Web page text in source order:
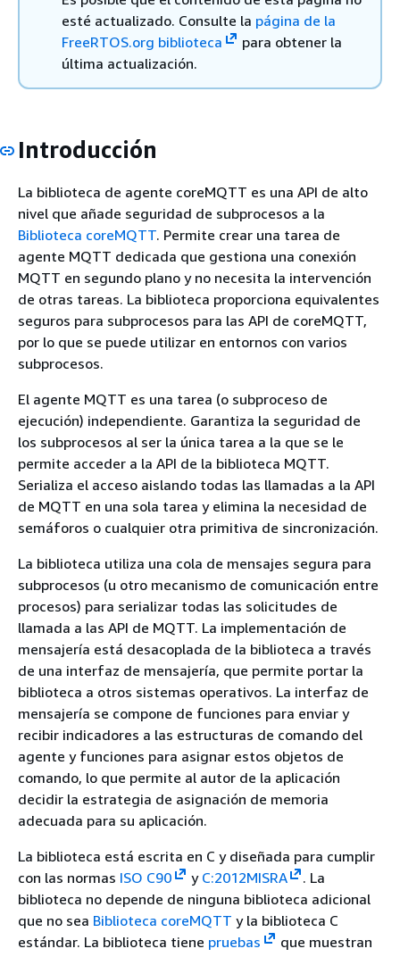
esté actualizado. Consulte la página de la
FreeRTOS.org biblioteca
para obtener la
última actualización.
Introducción
La biblioteca de agente coreMQTT es una API de alto
nivel que añade seguridad de subprocesos a la
Biblioteca coreMQTT. Permite crear una tarea de
agente MQTT dedicada que gestiona una conexión
MQTT en segundo plano y no necesita la intervención
de otras tareas. La biblioteca proporciona equivalentes
seguros para subprocesos para las API de coreMQTT,
por lo que se puede utilizar en entornos con varios
subprocesos.
El agente MQTT es una tarea (o subproceso de
ejecución) independiente. Garantiza la seguridad de
los subprocesos al ser la única tarea a la que se le
permite acceder a la API de la biblioteca MQTT.
Serializa el acceso aislando todas las llamadas a la API
de MQTT en una sola tarea y elimina la necesidad de
semáforos o cualquier otra primitiva de sincronización.
La biblioteca utiliza una cola de mensajes segura para
subprocesos (u otro mecanismo de comunicación entre
procesos) para serializar todas las solicitudes de
llamada a las API de MQTT. La implementación de
mensajería está desacoplada de la biblioteca a través
de una interfaz de mensajería, que permite portar la
biblioteca a otros sistemas operativos. La interfaz de
mensajería se compone de funciones para enviar y
recibir indicadores a las estructuras de comando del
agente y funciones para asignar estos objetos de
comando, lo que permite al autor de la aplicación
decidir la estrategia de asignación de memoria
adecuada para su aplicación.
La biblioteca está escrita en C y diseñada para cumplir
con las normas ISO C90 y C:2012MISRA
. La
biblioteca no depende de ninguna biblioteca adicional
que no sea Biblioteca coreMQTT y la biblioteca C
estándar. La biblioteca tiene pruebas
que muestran